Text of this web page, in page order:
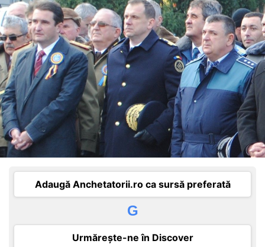
Adaugă Anchetatorii.ro ca sursă preferată
G
Urmărește-ne în Discover